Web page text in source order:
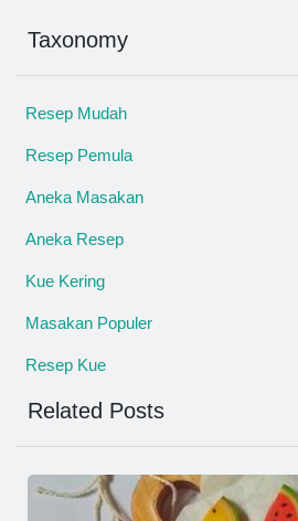
Taxonomy
Resep Mudah
Resep Pemula
Aneka Masakan
Aneka Resep
Kue Kering
Masakan Populer
Resep Kue
Related Posts